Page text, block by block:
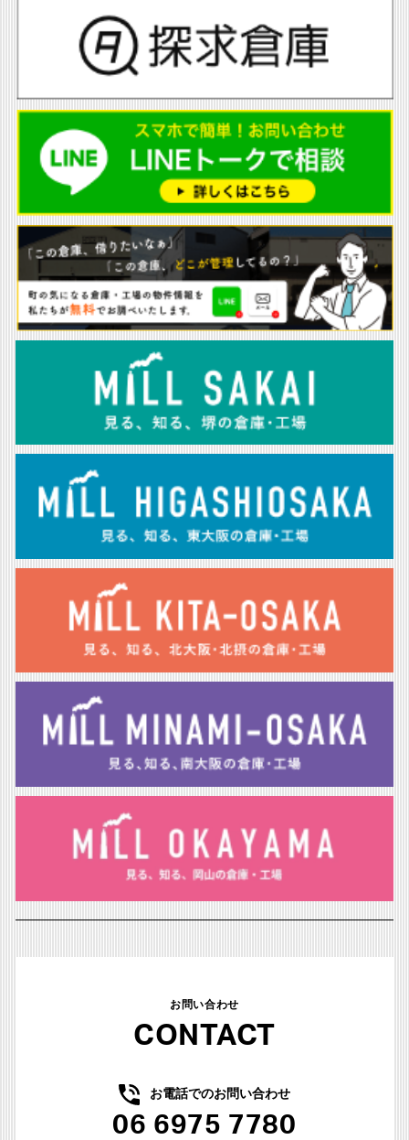
お問い合わせ
CONTACT
お電話でのお問い合わせ
06 6975 7780